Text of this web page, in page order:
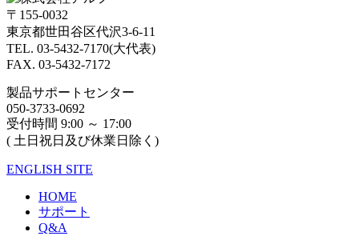
〒155-0032
東京都世田谷区代沢3-6-11
TEL. 03-5432-7170(大代表)
FAX. 03-5432-7172
製品サポートセンター
050-3733-0692
受付時間 9:00 ～ 17:00
( 土日祝日及び休業日除く)
ENGLISH SITE
HOME
サポート
Q&A